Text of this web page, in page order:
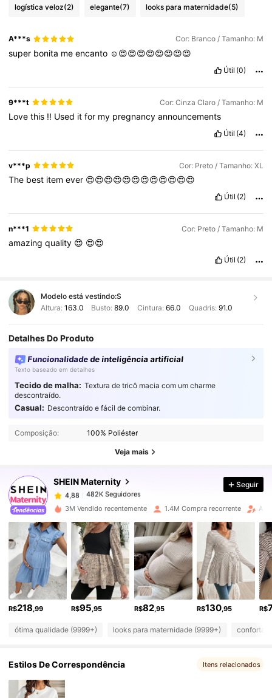
logística veloz(2) elegante(7) looks para maternidade(5)
A***s Cor: Branco / Tamanho: M
super bonita meencanto ☺️😍😍😍😍😍😍😍😍
Útil (0)
9***t Cor: Cinza Claro / Tamanho: M
Lovethis !! Used itfor my pregnancyannouncements
Útil (4)
v***p Cor: Preto / Tamanho: XL
The best itemever 😍😍😍😍😍😍😍😍😍😍😍😍
Útil (2)
n***1 Cor: Preto / Tamanho: M
amazingquality 😍 😍😍
Útil (2)
Modelo está vestindo:S
Altura: 163.0 Busto:89.0 Cintura: 66.0 Quadris: 91.0
Detalhes Do Produto
Funcionalidade de inteligência artificial
Texto baseado em detalhes
Tecido de malha: Textura de tricô macia com um charme
descontraído.
Casual: Descontraído e fácil de combinar.
Composição: 100% Poliéster
Veja mais
SHEIN Maternity
4,88 482K Seguidores
482K Seguidores
4,88
482K Seguidores
a***7
pago 1 dia atrás
4,88 482K Seguidores
4,88 482K Seguidores
4,88 482K Seguidores
482K Seguidores
Seguir
3M Vendido recentemente 1.4M Compra recorrente
R$218,99 R$95,95 R$82,95 R$130,95 R$
ótima qualidade (9999+) looks para maternidade (9999+)
Estilos De Correspondência Itens relacionados